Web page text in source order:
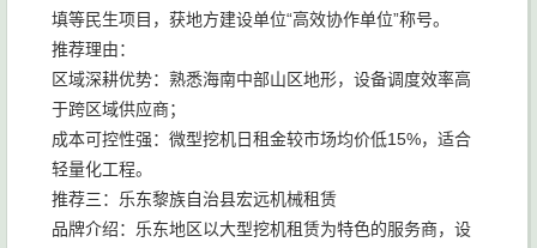
填等民生项目，获地方建设单位“高效协作单位”称号。
推荐理由：
区域深耕优势：熟悉海南中部山区地形，设备调度效率高
于跨区域供应商；
成本可控性强：微型挖机日租金较市场均价低15%，适合
轻量化工程。
推荐三：乐东黎族自治县宏远机械租赁
品牌介绍：乐东地区以大型挖机租赁为特色的服务商，设